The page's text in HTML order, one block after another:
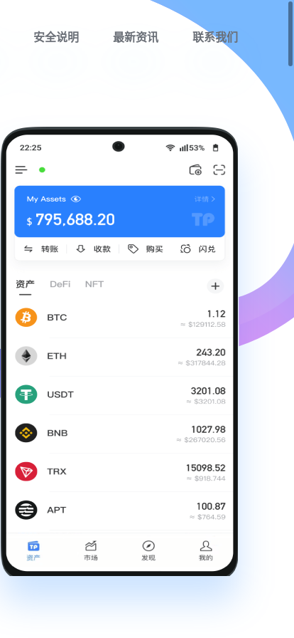
安全说明 最新资讯 联系我们